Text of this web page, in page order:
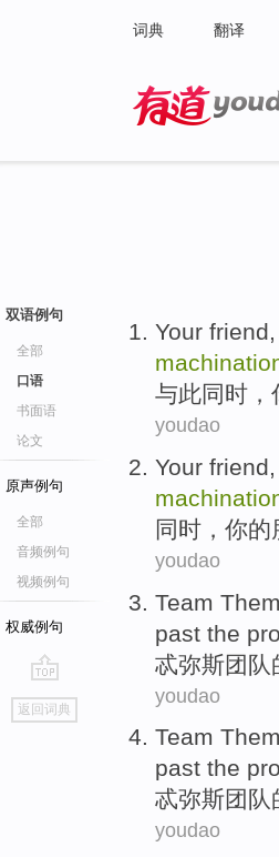
词典 翻译
双语例句
全部
口语
书面语
论文
原声例句
全部
音频例句
视频例句
权威例句
go
top
返回词典
Your friend,
与此同时 ，
youdao
Your friend,
同时 ， 你的
youdao
Team
past the
忒弥斯团队
youdao
Team
past the
忒弥斯团队
youdao